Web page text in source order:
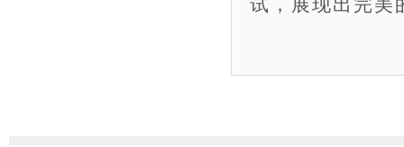
试，展现出完美